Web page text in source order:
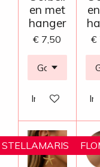
en met
hanger
€ 7,50
In winkelwagen
€
In
STELLAMARIS